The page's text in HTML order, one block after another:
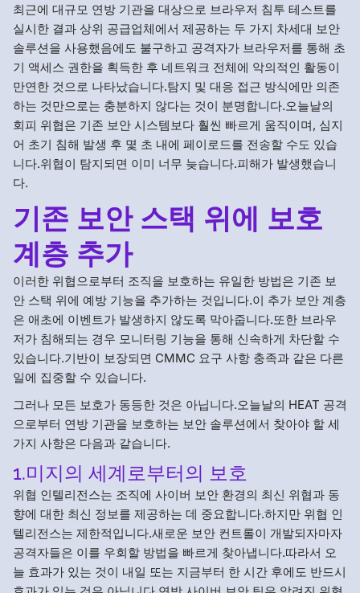
최근에 대규모 연방 기관을 대상으로 브라우저 침투 테스트를
실시한 결과 상위 공급업체에서 제공하는 두 가지 차세대 보안
솔루션을 사용했음에도 불구하고 공격자가 브라우저를 통해 초
기 액세스 권한을 획득한 후 네트워크 전체에 악의적인 활동이
만연한 것으로 나타났습니다.탐지 및 대응 접근 방식에만 의존
하는 것만으로는 충분하지 않다는 것이 분명합니다.오늘날의
회피 위협은 기존 보안 시스템보다 훨씬 빠르게 움직이며, 심지
어 초기 침해 발생 후 몇 초 내에 페이로드를 전송할 수도 있습
니다.위협이 탐지되면 이미 너무 늦습니다.피해가 발생했습니
다.
기존 보안 스택 위에 보호
계층 추가
이러한 위협으로부터 조직을 보호하는 유일한 방법은 기존 보
안 스택 위에 예방 기능을 추가하는 것입니다.이 추가 보안 계층
은 애초에 이벤트가 발생하지 않도록 막아줍니다.또한 브라우
저가 침해되는 경우 모니터링 기능을 통해 신속하게 차단할 수
있습니다.기반이 보장되면 CMMC 요구 사항 충족과 같은 다른
일에 집중할 수 있습니다.
그러나 모든 보호가 동등한 것은 아닙니다.오늘날의 HEAT 공격
으로부터 연방 기관을 보호하는 보안 솔루션에서 찾아야 할 세
가지 사항은 다음과 같습니다.
1.미지의 세계로부터의 보호
위협 인텔리전스는 조직에 사이버 보안 환경의 최신 위협과 동
향에 대한 최신 정보를 제공하는 데 중요합니다.하지만 위협 인
텔리전스는 제한적입니다.새로운 보안 컨트롤이 개발되자마자
공격자들은 이를 우회할 방법을 빠르게 찾아냅니다.따라서 오
늘 효과가 있는 것이 내일 또는 지금부터 한 시간 후에도 반드시